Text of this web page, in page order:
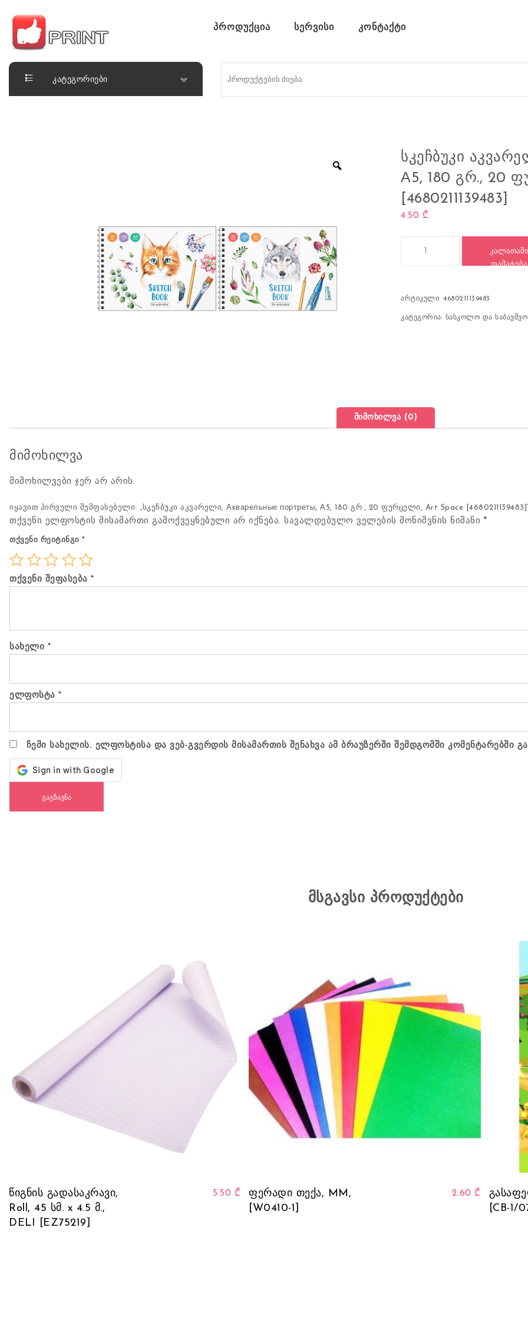
Skip to content
ლაიქ ფრინთ
პროდუქცია სერვისი კონტაქტი
კატეგორიები
ᲡᲙᲔᲩᲑᲣᲙᲘ
А5, 180 ᲒᲠ., 20
[4680211139483]
4.50 ₾
ᲙᲐᲚᲐᲗᲐᲨᲘ
ᲓᲐᲛᲐᲢᲔᲑᲐ
არტიკული:4680211139483
კატეგორია: სასკოლო და
მიმოხილვა (0)
მიმოხილვა
მიმოხილვები ჯერ არ არის.
იყავით პირველი შემფასებელი: „სკეჩბუკი აკვარელი, Акварельные портреты, А5, 180 გრ., 20 ფურცელი, Art Space [4680211139483]“
თქვენი ელფოსტის მისამართი გამოქვეყნებული არ იქნება. სავალდებულო ველების მონიშვნის ნიშანი *
თქვენი რეიტინგი *
თქვენი შეფასება *
სახელი *
ელფოსტა *
ჩემი სახელის. ელფოსტისა და ვებ-გვერდის მისამართის შენახვა ამ ბრაუზერში შემდგომში კომენტარებში
მსგავსი პროდუქტები
წიგნის გადასაკრავი,
Roll, 45 სმ. x 4.5 მ.,
DELI [EZ75219]
5.50 ₾
ფერადი თექა, MM,
[W0410-1]
2.60 ₾
[CB-1/